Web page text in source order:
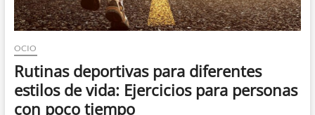
descanso
OCIO
Rutinas deportivas para diferentes
estilos de vida: Ejercicios para personas
con poco tiempo